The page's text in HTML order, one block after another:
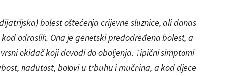
bolest oštećenja crijevne sluznice, ali danas
odraslih. Ona je genetski predodređena bolest, a
okidač koji dovodi do oboljenja. Tipični simptomi
nadutost, bolovi u trbuhu i mučnina, a kod djece